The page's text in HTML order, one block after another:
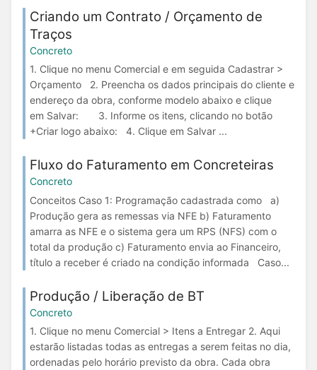
Criando um Contrato / Orçamento de
Traços
Concreto
1. Clique no menu Comercial e em seguida Cadastrar >
Orçamento 2. Preencha os dados principais do cliente e
endereço da obra, conforme modelo abaixo e clique
em Salvar: 3. Informe os itens, clicando no botão
+Criar logo abaixo: 4. Clique em Salvar ...
Fluxo do Faturamento em Concreteiras
Concreto
Conceitos Caso 1: Programação cadastrada como a)
Produção gera as remessas via NFE b) Faturamento
amarra as NFE e o sistema gera um RPS (NFS) com o
total da produção c) Faturamento envia ao Financeiro,
título a receber é criado na condição informada Caso...
Produção / Liberação de BT
Concreto
1. Clique no menu Comercial > Itens a Entregar 2. Aqui
estarão listadas todas as entregas a serem feitas no dia,
ordenadas pelo horário previsto da obra. Cada obra